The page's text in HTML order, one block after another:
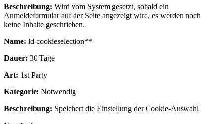
Beschreibung: Wird vom System gesetzt, sobald ein
Anmeldeformular auf der Seite angezeigt wird, es werden noch
keine Inhalte geschrieben.
Name: ld-cookieselection**
Dauer: 30 Tage
Art: 1st Party
Kategorie: Notwendig
Beschreibung: Speichert die Einstellung der Cookie-Auswahl